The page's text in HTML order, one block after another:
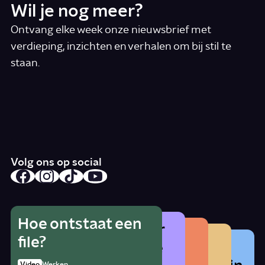
Wil je nog meer?
Ontvang elke week onze nieuwsbrief met
verdieping, inzichten en verhalen om bij stil te
staan.
Volg ons op social
Hoe ontstaat een
file?
Wat is het gevaar
van alcohol als je
radicalisering?Waarom zat er